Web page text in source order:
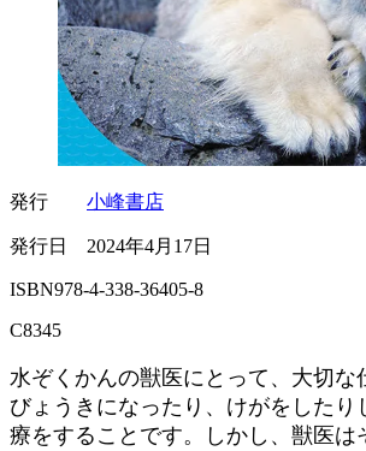
発行 小峰書店
発行日 2024年4月17日
ISBN978-4-338-36405-8
C8345
水ぞくかんの獣医にとって、大切な
びょうきになったり、けがをしたり
療をすることです。しかし、獣医は